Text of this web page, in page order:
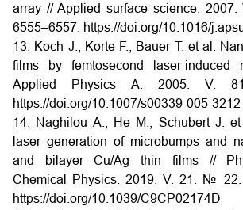
array // Applied surface science.
6555–6557. https://doi.org/10.1016/
13. Koch J., Korte F., Bauer T. et al.
films by femtosecond laser-induced
Applied Physics A. 2005. V.
https://doi.org/10.1007/s00339-005-
14. Naghilou A., He M., Schubert J.
laser generation of microbumps and
and bilayer Cu/Ag thin films //
Chemical Physics. 2019. V. 21. № 22.
https://doi.org/10.1039/C9CP02174D